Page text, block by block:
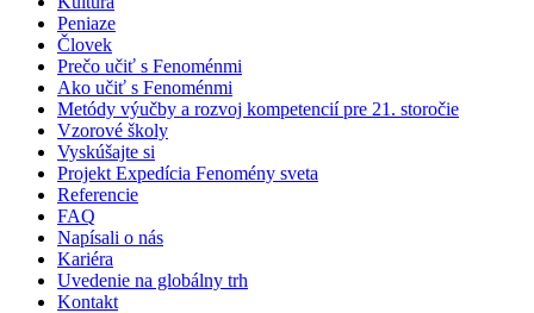
Peniaze
Človek
Prečo učiť s Fenoménmi
Ako učiť s Fenoménmi
Metódy výučby a rozvoj kompetencií pre 21. storočie
Vzorové školy
Vyskúšajte si
Projekt Expedícia Fenomény sveta
Referencie
FAQ
Napísali o nás
Kariéra
Uvedenie na globálny trh
Kontakt